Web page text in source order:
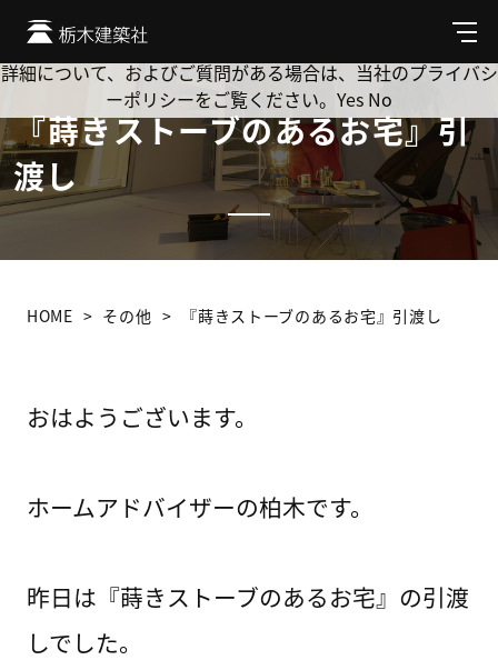
メ
ニ
ュ
『蒔きストーブのあるお宅』引
渡し
HOME その他 『蒔きストーブのあるお宅』引渡し
おはようございます。
ホームアドバイザーの柏木です。
昨日は『蒔きストーブのあるお宅』の引渡
しでした。
Cookie を使用して、お客様の活動を追跡してもよろしいです
か? 当社ではお客様のプライバシーを極めて重視しています。
詳細について、およびご質問がある場合は、当社のプライバシ
ーポリシーをご覧ください。 Yes No